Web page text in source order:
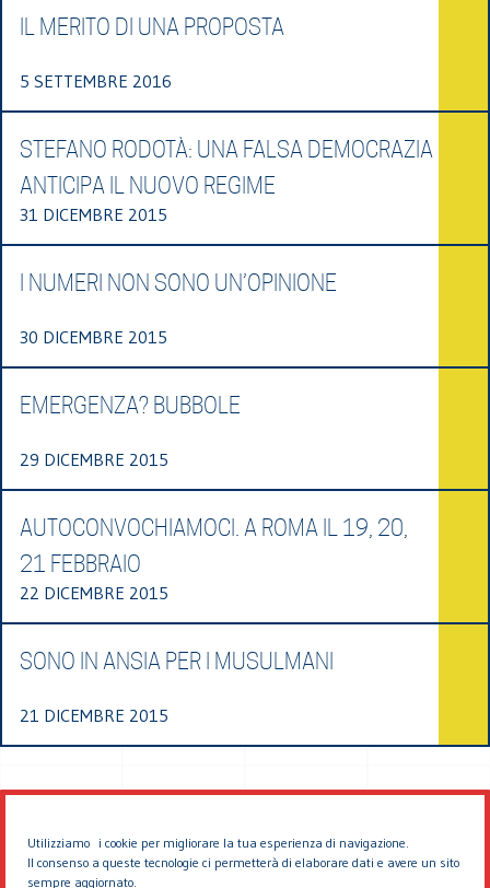
Utilizziamo i cookie per migliorare la tua esperienza di navigazione.
Il consenso a queste tecnologie ci permetterà di elaborare dati e avere un sito
sempre aggiornato.
IL MERITO DI UNA PROPOSTA
5 SETTEMBRE 2016
STEFANO RODOTÀ: UNA FALSA DEMOCRAZIA
ANTICIPA IL NUOVO REGIME
31 DICEMBRE 2015
I NUMERI NON SONO UN’OPINIONE
30 DICEMBRE 2015
EMERGENZA? BUBBOLE
29 DICEMBRE 2015
AUTOCONVOCHIAMOCI. A ROMA IL 19, 20,
21 FEBBRAIO
22 DICEMBRE 2015
SONO IN ANSIA PER I MUSULMANI
21 DICEMBRE 2015